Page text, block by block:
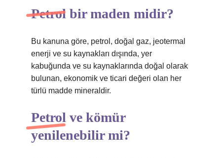
Petrol bir maden midir?
Bu kanuna göre, petrol, doğal gaz, jeotermal
enerji ve su kaynakları dışında, yer
kabuğunda ve su kaynaklarında doğal olarak
bulunan, ekonomik ve ticari değeri olan her
türlü madde mineraldir.
Petrol ve kömür
yenilenebilir mi?